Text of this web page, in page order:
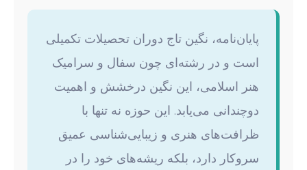
پایان‌نامه، نگین تاج دوران تحصیلات تکمیلی
است و در رشته‌ای چون سفال و سرامیک
هنر اسلامی، این نگین درخشش و اهمیت
دوچندانی می‌یابد. این حوزه نه تنها با
ظرافت‌های هنری و زیبایی‌شناسی عمیق
سروکار دارد، بلکه ریشه‌های خود را در